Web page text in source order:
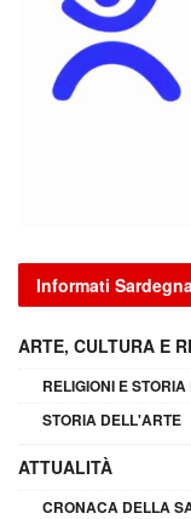
Informati Sardegna
ARTE, CULTURA E
RELIGIONI E
STORIA DELL'ARTE
ATTUALITÀ
CRONACA DELLA